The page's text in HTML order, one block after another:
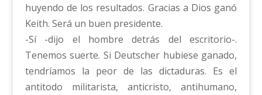
huyendo de los resultados. Gracias a Dios ganó
Keith. Será un buen presidente.
-Sí -dijo el hombre detrás del escritorio-.
Tenemos suerte. Si Deutscher hubiese ganado,
tendríamos la peor de las dictaduras. Es el
antitodo militarista, anticristo, antihumano,